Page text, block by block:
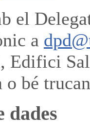
el
a
Edifici
o bé
dades